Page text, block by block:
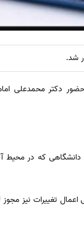
شد.
دکتر محمدعلی
که در محیط
تغییرات نیز مجوز